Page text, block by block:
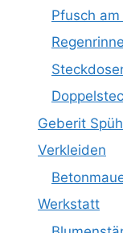
Pfusch am
Geberit
Verkleiden
Werkstatt